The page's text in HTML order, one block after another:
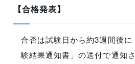
【合格発表】
合否は試験日から約3週間後
験結果通知書」の送付で通知さ